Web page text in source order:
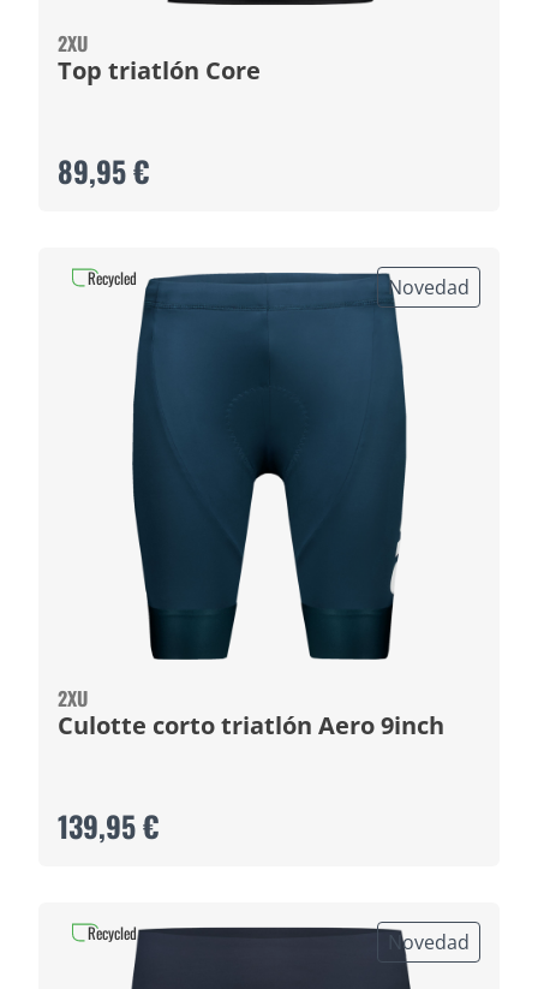
2XU
Top triatlón Core
89,95 €
Novedad
2XU
Culotte corto triatlón Aero 9inch
139,95 €
Recycled
Novedad
Recycled